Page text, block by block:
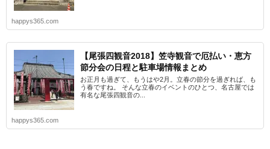
happys365.com
【尾張四観音2018】笠寺観音で厄払い・恵方
節分会の日程と駐車場情報まとめ
お正月も過ぎて、もうはや2月。立春の節分を過ぎれば、も
う春ですね。 そんな立春のイベントのひとつ、名古屋では
有名な尾張四観音の...
happys365.com